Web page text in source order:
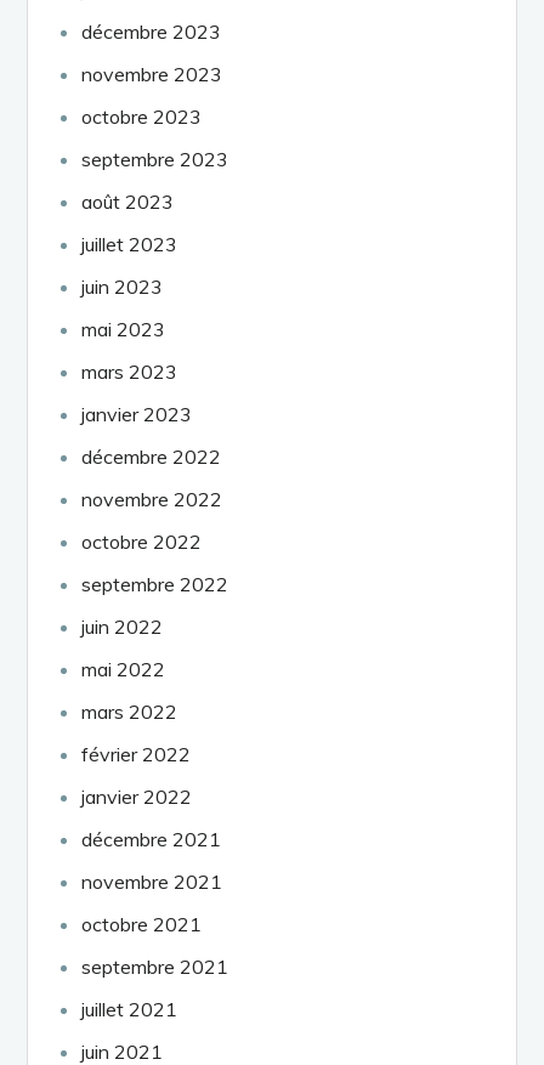
décembre 2023
novembre 2023
octobre 2023
septembre 2023
août 2023
juillet 2023
juin 2023
mai 2023
mars 2023
janvier 2023
décembre 2022
novembre 2022
octobre 2022
septembre 2022
juin 2022
mai 2022
mars 2022
février 2022
janvier 2022
décembre 2021
novembre 2021
octobre 2021
septembre 2021
juillet 2021
juin 2021